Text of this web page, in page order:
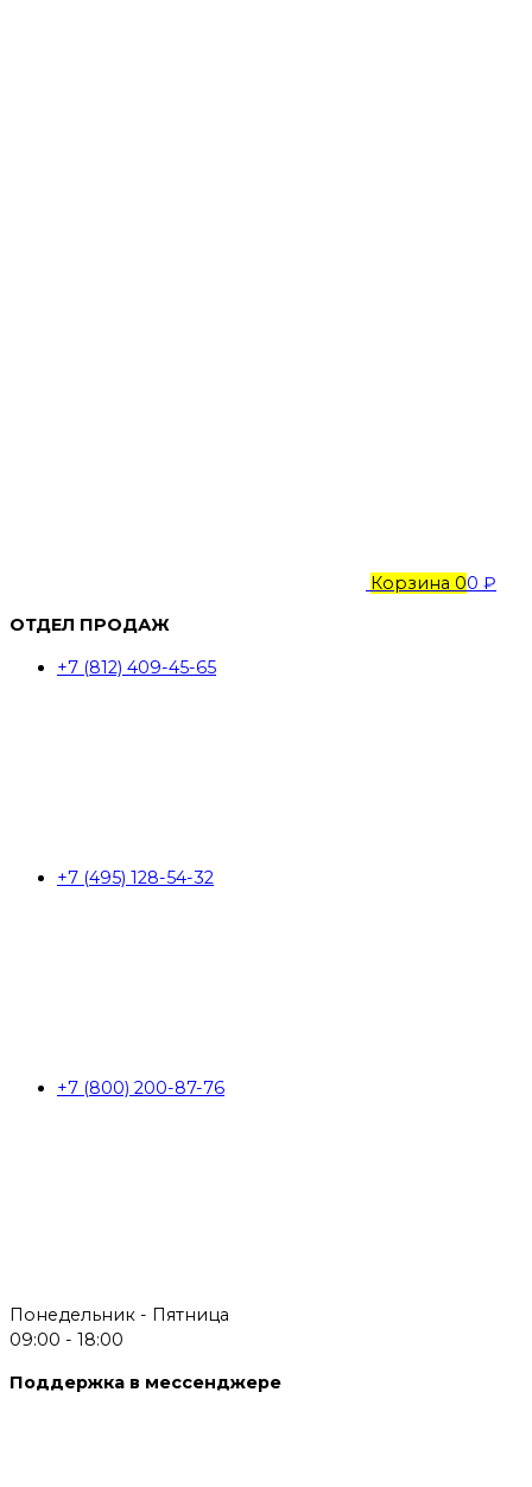
Корзина 00 ₽
ОТДЕЛ ПРОДАЖ
+7 (812) 409-45-65
+7 (495) 128-54-32
+7 (800) 200-87-76
Понедельник - Пятница
09:00 - 18:00
Поддержка в мессенджере